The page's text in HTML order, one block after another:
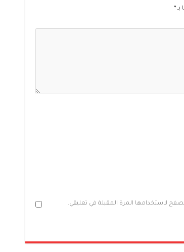
بـ*
لاستخدامها المرة المقبلة في تعليقي.